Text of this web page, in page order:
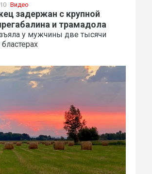
Видео
задержан с крупной
и трамадола
у мужчины две тысячи